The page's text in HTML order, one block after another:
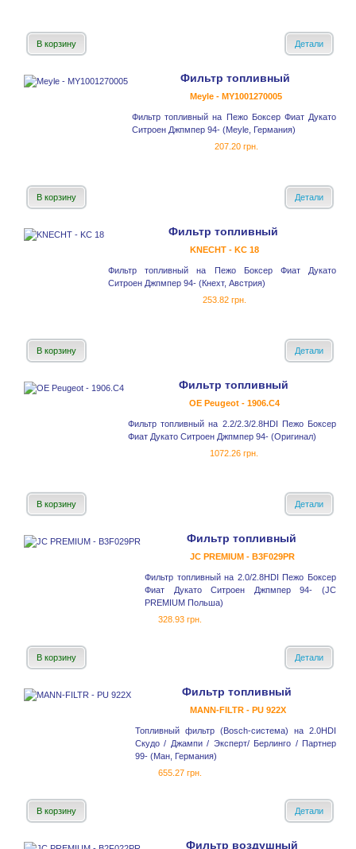
В корзину Детали
Фильтр топливный
Meyle - MY1001270005
Фильтр топливный на Пежо Боксер Фиат Дукато
Ситроен Джпмпер 94- (Meyle, Германия)
207.20 грн.
В корзину Детали
Фильтр топливный
KNECHT - KC 18
Фильтр топливный на Пежо Боксер Фиат Дукато
Ситроен Джпмпер 94- (Кнехт, Австрия)
253.82 грн.
В корзину Детали
Фильтр топливный
OE Peugeot - 1906.C4
Фильтр топливный на 2.2/2.3/2.8HDI Пежо Боксер
Фиат Дукато Ситроен Джпмпер 94- (Оригинал)
1072.26 грн.
В корзину Детали
Фильтр топливный
JC PREMIUM - B3F029PR
Фильтр топливный на 2.0/2.8HDI Пежо Боксер
Фиат Дукато Ситроен Джпмпер 94- (JC
PREMIUM Польша)
328.93 грн.
В корзину Детали
Фильтр топливный
MANN-FILTR - PU 922X
Топливный фильтр (Bosch-система) на 2.0HDI
Скудо / Джампи / Эксперт/ Берлинго / Партнер
99- (Ман, Германия)
655.27 грн.
В корзину Детали
Фильтр воздушный